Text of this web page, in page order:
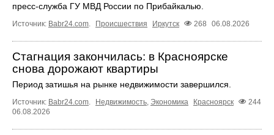
пресс‑служба ГУ МВД России по Прибайкалью.
Источник: Babr24.com. Происшествия Иркутск 268 06.08.2026
Стагнация закончилась: в Красноярске
снова дорожают квартиры
Период затишья на рынке недвижимости завершился.
Источник: Babr24.com. Недвижимость, Экономика Красноярск
244
06.08.2026